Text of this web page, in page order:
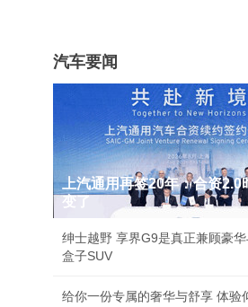
汽车要闻
上汽通用再签20年：合资2.0
变了
绅士越野 享界G9是真正兼顾豪
盒子SUV
给你一份专属的奢华与舒享 体验